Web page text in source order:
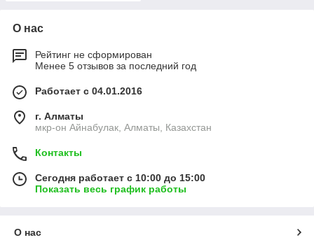
О нас
Рейтинг не сформирован
Менее 5 отзывов за последний год
Работает с 04.01.2016
г. Алматы
мкр-он Айнабулак, Алматы, Казахстан
Контакты
Сегодня работает с 10:00 до 15:00
Показать весь график работы
О нас